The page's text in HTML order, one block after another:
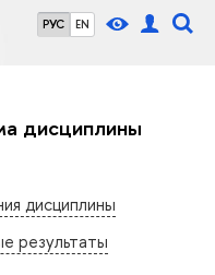
РУС EN
дисциплины
дисциплины
результаты